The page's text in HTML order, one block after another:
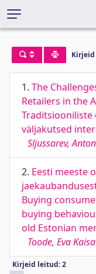
1. The
Retailers in the
väljakutsed
Sljussarev, Anton
2. Eesti meeste
Buying
buying
old Estonian
Toode, Eva Kaisa
Kirjeid leitud: 2